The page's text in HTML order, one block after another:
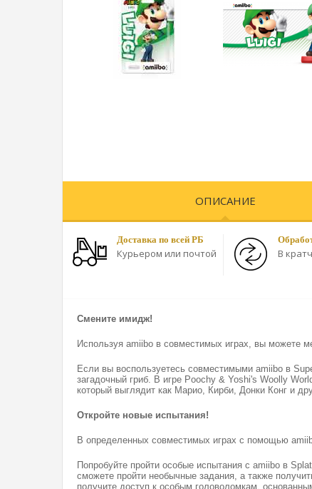
ОПИСАНИЕ
Доставка по всей РБ
Курьером или почтой В
Смените имидж!
Используя amiibo в совместимых играх, вы можете
Если вы воспользуетесь совместимыми amiibo в
загадочный гриб. В игре Poochy & Yoshi's Woolly
который выглядит как Марио, Кирби, Донки Конг и
Откройте новые испытания!
В определенных совместимых играх с помощью
Попробуйте пройти особые испытания с amiibo в
сможете пройти необычные задания, а также
получите доступ к особым головоломкам,